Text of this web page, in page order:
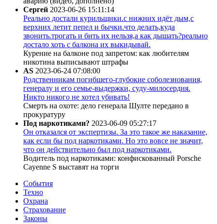
Сергей 2023-06-26 15:11:14
Реально достали курильщики.с нижних идёт дым,с
верхних летит пепел и бычки.что делать,куда
звонить.трогать и бить их нельзя,а как дышать?реально
достало хоть с балкона их выкидывай.
Курение на балконе под запретом: как любителям
никотина выписывают штрафы
AS 2023-06-24 07:08:00
Родственникам погибшего-глубокие соболезнования,
генералу и его семье-выдержки, суду-милосердия.
Никто никого не хотел убивать!
Смерть на охоте: дело генерала Шулте передано в
прокуратуру
Под наркотиками? 2023-06-09 05:27:17
Он отказался от экспертизы. За это такое же наказание,
как если бы под наркотиками. Но это вовсе не значит,
что он действительно был под наркотиками.
Водитель под наркотиками: конфискованный Porsche
Cayenne S выставят на торги
События
Техно
Охрана
Страхование
Законы